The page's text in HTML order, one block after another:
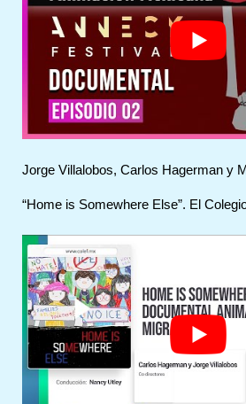
Jorge Villalobos, Carlos Hagerman y
“Home is Somewhere Else”. El